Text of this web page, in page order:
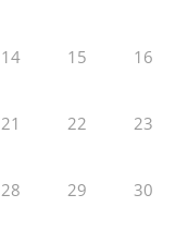
14 15 16
21 22 23
28 29 30